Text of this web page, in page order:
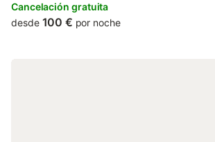
smoking and is located 12 km from Cares Trail.
Cancelación gratuita
desde 100 € por noche